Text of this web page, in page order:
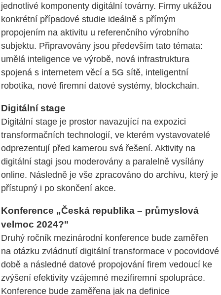
jednotlivé komponenty digitální továrny. Firmy ukážou
konkrétní případové studie ideálně s přímým
propojením na aktivitu u referenčního výrobního
subjektu. Připravovány jsou především tato témata:
umělá inteligence ve výrobě, nová infrastruktura
spojená s internetem věcí a 5G sítě, inteligentní
robotika, nové firemní datové systémy, blockchain.
Digitální stage
Digitální stage je prostor navazující na expozici
transformačních technologií, ve kterém vystavovatelé
odprezentují před kamerou svá řešení. Aktivity na
digitální stagi jsou moderovány a paralelně vysílány
online. Následně je vše zpracováno do archivu, který je
přístupný i po skončení akce.
Konference „Česká republika – průmyslová
velmoc 2024?"
Druhý ročník mezinárodní konference bude zaměřen
na otázku zvládnutí digitální transformace v pocovidové
době a následné datové propojování firem vedoucí ke
zvýšení efektivity vzájemné mezifiremní spolupráce.
Konference bude zaměřena jak na definice